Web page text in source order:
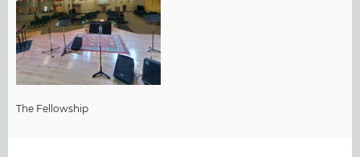
The Fellowship